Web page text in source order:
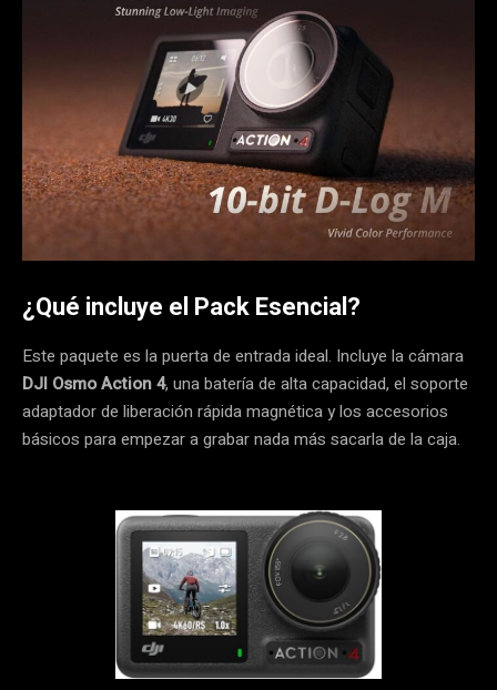
¿Qué incluye el Pack Esencial?
Este paquete es la puerta de entrada ideal. Incluye la cámara
DJI Osmo Action 4, una batería de alta capacidad, el soporte
adaptador de liberación rápida magnética y los accesorios
básicos para empezar a grabar nada más sacarla de la caja.